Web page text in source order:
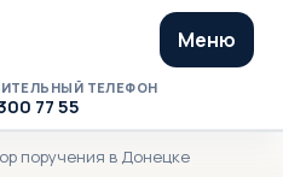
ТЕЛЕФОН
77 55
Меню
поручения в Донецке